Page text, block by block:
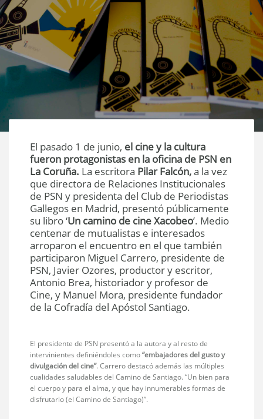
El pasado 1 de junio, el cine y la cultura
fueron protagonistas en la oficina de PSN en
La Coruña. La escritora Pilar Falcón,a la vez
que directora de Relaciones Institucionales
de PSN y presidenta del Club de Periodistas
Gallegos en Madrid, presentó públicamente
su libro ‘Un camino de cine Xacobeo’. Medio
centenar de mutualistas e interesados
arroparon el encuentro en el que también
participaron Miguel Carrero, presidente de
PSN, Javier Ozores, productor y escritor,
Antonio Brea, historiador y profesor de
Cine, y Manuel Mora, presidente fundador
de la Cofradía del Apóstol Santiago.
El presidente de PSN presentó a la autora y al resto de
intervinientes definiéndoles como“embajadores del gusto y
divulgación del cine”. Carrero destacó además las múltiples
cualidades saludables del Camino de Santiago. “Un bien para
el cuerpo y para el alma, y que hay innumerables formas de
disfrutarlo (el Camino de Santiago)”.